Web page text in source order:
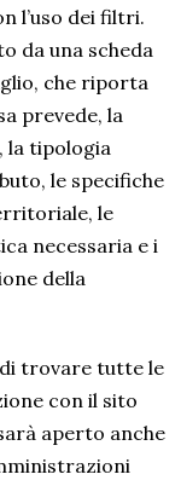
l’uso dei filtri.
da una scheda
che riporta
prevede, la
la tipologia
le specifiche
le
necessaria e i
della
trovare tutte le
con il sito
aperto anche